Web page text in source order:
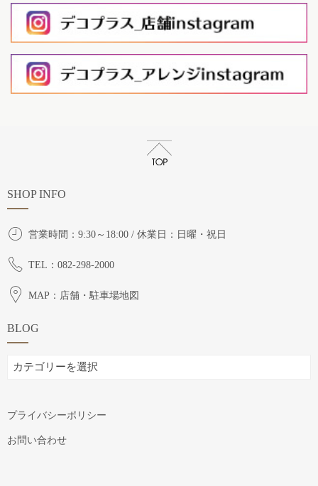
SHOP INFO
営業時間：9:30～18:00 / 休業日：日曜・祝日
TEL：082-298-2000
MAP：店舗・駐車場地図
BLOG
BLOG
プライバシーポリシー
お問い合わせ